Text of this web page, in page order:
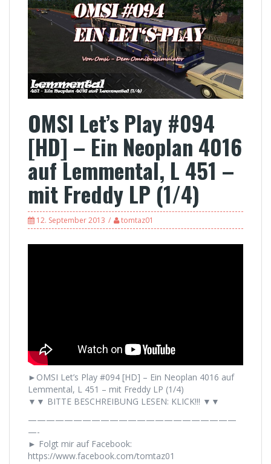
OMSI Let’s Play #094
[HD] – Ein Neoplan 4016
auf Lemmental, L 451 –
mit Freddy LP (1/4)
12. September 2013 tomtaz01
►OMSI Let’s Play #094 [HD] – Ein Neoplan 4016 auf
Lemmental, L 451 – mit Freddy LP (1/4)
▼▼ BITTE BESCHREIBUNG LESEN: KLICK!!! ▼▼
———————————————————————
—-
► Folgt mir auf Facebook:
https://www.facebook.com/tomtaz01